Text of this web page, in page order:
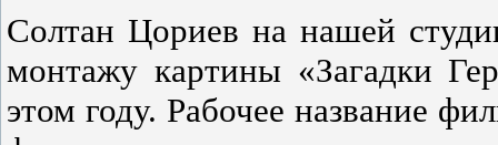
Солтан Цориев на нашей
монтажу картины «Загадки
этом году. Рабочее название